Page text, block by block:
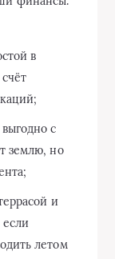
в
с
землю, но
и
летом